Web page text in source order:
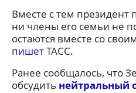
Вместе с тем президент
ни члены его семьи не
остаются вместе со
пишетТАСС.
Ранее сообщалось, что
обсудить нейтральный